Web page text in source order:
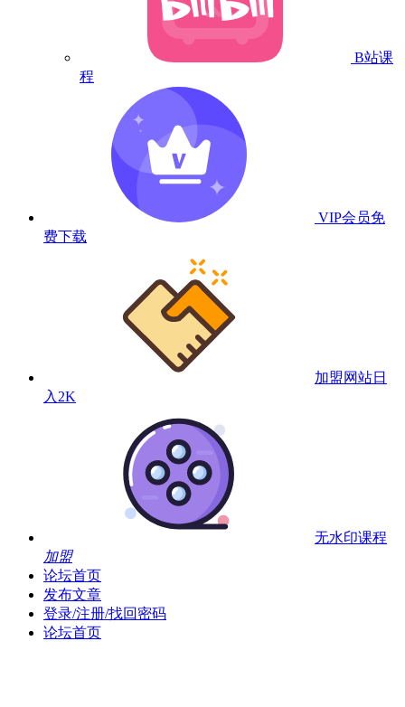
B站课
程
VIP会员免
费下载
加盟网站日
入2K
无水印课程
加盟
论坛首页
发布文章
登录/注册/找回密码
论坛首页